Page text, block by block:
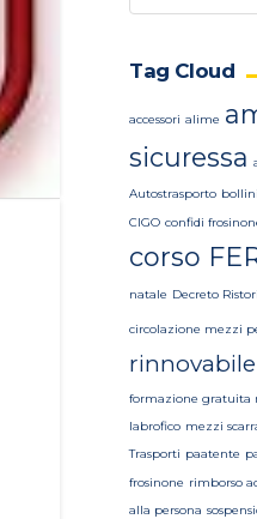
news
Tag Cloud
accessori alime
sicuressa
Autostrasporto
CIGO confidi
corso
natale Decreto Ristori
circolazione mezzi
rinnovabile
formazione gratuita
labrofico mezzi
Trasporti paatente
frosinone rimborso
alla persona